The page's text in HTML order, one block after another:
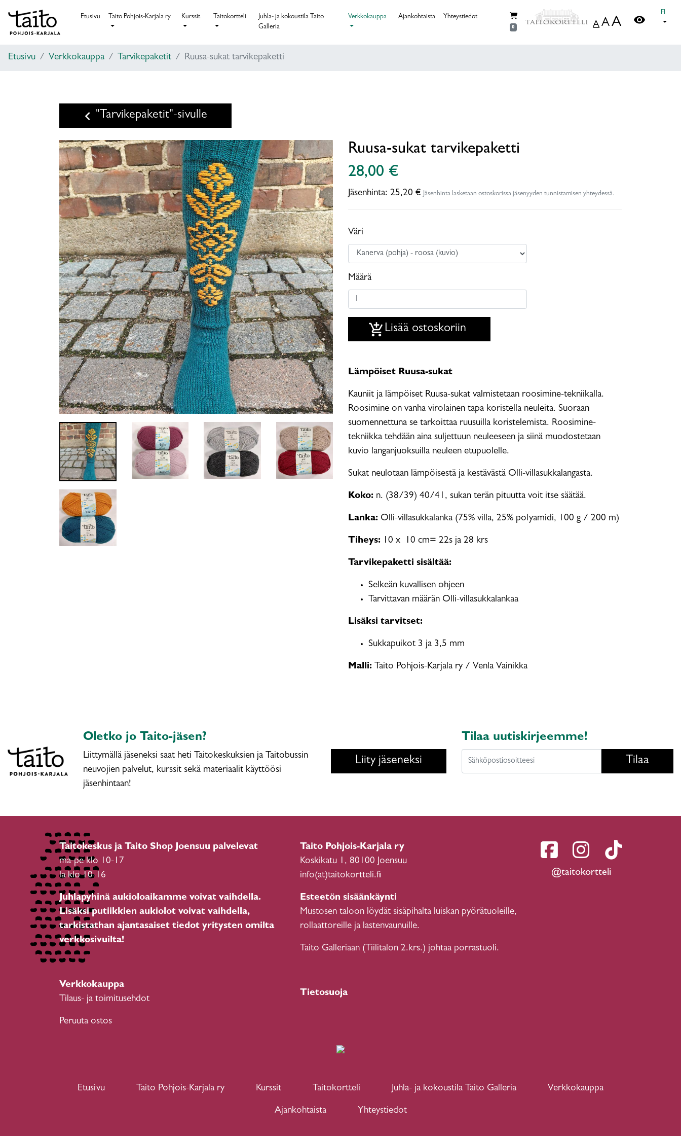
Etusivu Taito Pohjois-Karjala ry Kurssit Taitokortteli
Juhla- ja kokoustila Taito
Galleria
Verkkokauppa Ajankohtaista Yhteystiedot
0 A AA visibility
FI
Etusivu Verkkokauppa Tarvikepaketit Ruusa-sukat tarvikepaketti
keyboard_arrow_left "Tarvikepaketit"-sivulle
Ruusa-sukat tarvikepaketti
28,00 €
Jäsenhinta: 25,20 € Jäsenhinta lasketaan ostoskorissa jäsenyyden tunnistamisen yhteydessä.
Väri
Määrä
add_shopping_cart Lisää ostoskoriin
Lämpöiset Ruusa-sukat
Kauniit ja lämpöiset Ruusa-sukat valmistetaan roosimine-tekniikalla.
Roosimine on vanha virolainen tapa koristella neuleita. Suoraan
suomennettuna se tarkoittaa ruusuilla koristelemista. Roosimine-
tekniikka tehdään aina suljettuun neuleeseen ja siinä muodostetaan
kuvio langanjuoksuilla neuleen etupuolelle.
Sukat neulotaan lämpöisestä ja kestävästä Olli-villasukkalangasta.
Koko: n. (38/39) 40/41, sukan terän pituutta voit itse säätää.
Lanka: Olli-villasukkalanka (75% villa, 25% polyamidi, 100 g / 200 m)
Tiheys: 10 x 10 cm= 22s ja 28 krs
Tarvikepaketti sisältää:
Selkeän kuvallisen ohjeen
Tarvittavan määrän Olli-villasukkalankaa
Lisäksi tarvitset:
Sukkapuikot 3 ja 3,5 mm
Malli: Taito Pohjois-Karjala ry / Venla Vainikka
Oletko jo Taito-jäsen?
Liittymällä jäseneksi saat heti Taitokeskuksien ja Taitobussin
neuvojien palvelut, kurssit sekä materiaalit käyttöösi
jäsenhintaan!
Liity jäseneksi
Tilaa uutiskirjeemme!
Tilaa
Taitokeskus ja Taito Shop Joensuu palvelevat
ma-pe klo 10-17
la klo 10-16
Juhlapyhinä aukioloaikamme voivat vaihdella.
Lisäksi putiikkien aukiolot voivat vaihdella,
tarkistathan ajantasaiset tiedot yritysten omilta
verkkosivuilta!
Verkkokauppa
Tilaus- ja toimitusehdot
Peruuta ostos
Taito Pohjois-Karjala ry
Koskikatu 1, 80100 Joensuu
info(at)taitokortteli.fi
Esteetön sisäänkäynti
Mustosen taloon löydät sisäpihalta luiskan pyörätuoleille,
rollaattoreille ja lastenvaunuille.
Taito Galleriaan (Tiilitalon 2.krs.) johtaa porrastuoli.
Tietosuoja
@taitokortteli
Etusivu Taito Pohjois-Karjala ry Kurssit Taitokortteli Juhla- ja kokoustila Taito Galleria Verkkokauppa
Ajankohtaista Yhteystiedot